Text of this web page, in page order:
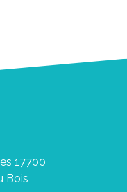
17700
Bois